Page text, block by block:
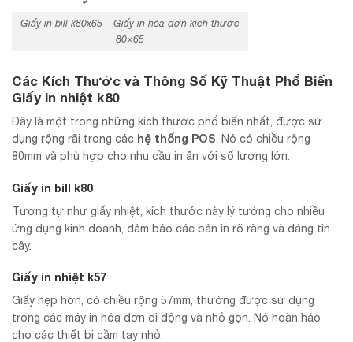
Giấy in bill k80x65 – Giấy in hóa đơn kích thước
80×65
Các Kích Thước và Thông Số Kỹ Thuật Phổ Biến
Giấy in nhiệt k80
Đây là một trong những kích thước phổ biến nhất, được sử
dụng rộng rãi trong các hệ thống POS. Nó có chiều rộng
80mm và phù hợp cho nhu cầu in ấn với số lượng lớn.
Giấy in bill k80
Tương tự như giấy nhiệt, kích thước này lý tưởng cho nhiều
ứng dụng kinh doanh, đảm bảo các bản in rõ ràng và đáng tin
cậy.
Giấy in nhiệt k57
Giấy hẹp hơn, có chiều rộng 57mm, thường được sử dụng
trong các máy in hóa đơn di động và nhỏ gọn. Nó hoàn hảo
cho các thiết bị cầm tay nhỏ.